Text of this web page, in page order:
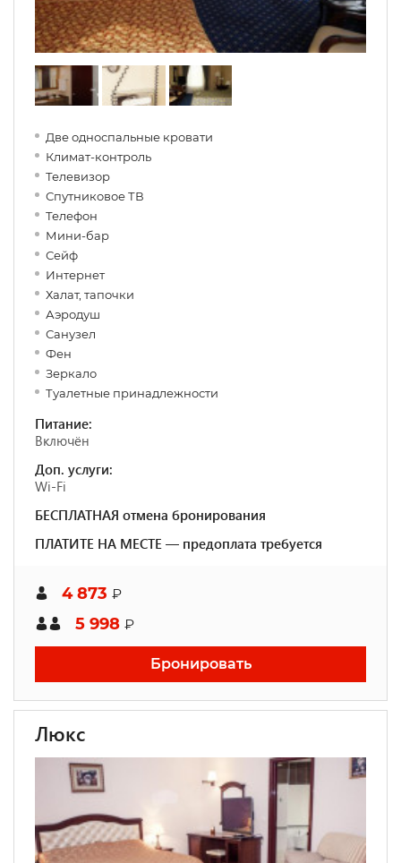
Две односпальные кровати
Климат-контроль
Телевизор
Спутниковое ТВ
Телефон
Мини-бар
Сейф
Интернет
Халат, тапочки
Аэродуш
Санузел
Фен
Зеркало
Туалетные принадлежности
Питание:
Включён
Доп. услуги:
Wi-Fi
БЕСПЛАТНАЯ отмена бронирования
ПЛАТИТЕ НА МЕСТЕ — предоплата требуется
4 873 ₽
5 998 ₽
Бронировать
Люкс